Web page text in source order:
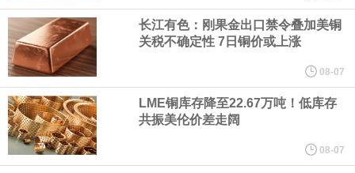
成技术、高紧凑度机器人身体集成技术、机器人激光雷达全自研核
心技术等多项已商业化应用的核心技术并已应用于公司的高性能通
用人形机器人、四足机器人等产品。
美国总统特朗普6日否认他对国防部长赫格塞思不满，称对赫格塞思
长江有色：刚果金出口禁令叠加美铜
关税不确定性 7日铜价或上涨
08-07
LME铜库存降至22.67万吨！低库存
共振美伦价差走阔
08-07